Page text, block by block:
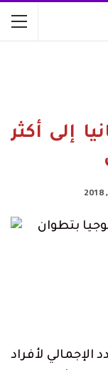
إلى أكثر
الإجمالي لأفراد